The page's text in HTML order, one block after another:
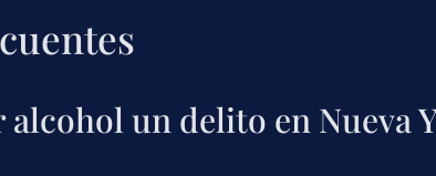
alcohol un delito en Nueva